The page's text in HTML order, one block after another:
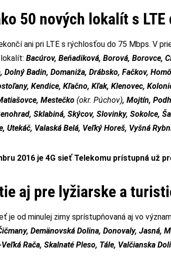
50 nových lokalít s LTE
ani pri LTE s rýchlosťou do 75 Mbps. V
Bacúrov, Beňadiková, Borová, Borovce,
Dolný Badin, Domaniža, Drábsko, Fačkov,
Kendice, Kľačno, Kľak, Klenovec,
Mestečko (okr. Púchov), Mojtín,
Sklabiná, Skýcov, Slovinky, Sokolce,
Utekáč, Valaská Belá, Veľký Horeš, Vyšná
2016 je 4G sieť Telekomu prístupná už
aj pre lyžiarske a
je od minulej zimy sprístupňovaná aj vo
Demänovská Dolina, Donovaly, Jasná,
Rača, Skalnaté Pleso, Tále, Valčianska